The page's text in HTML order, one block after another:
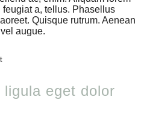
a, tellus. Phasellus
Quisque rutrum. Aenean
augue.
ligula eget dolor